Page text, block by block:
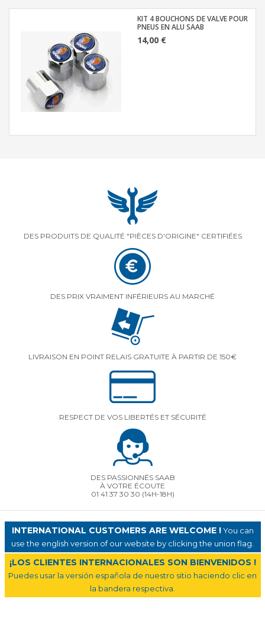
KIT 4 BOUCHONS DE VALVE POUR
PNEUS EN ALU SAAB
14,00 €
DES PRODUITS DE QUALITÉ "PIÈCES D'ORIGINE" CERTIFIÉES
DES PRIX VRAIMENT INFÉRIEURS AU MARCHÉ
LIVRAISON EN POINT RELAIS GRATUITE À PARTIR DE 150€
RESPECT DE VOS LIBERTÉS ET SÉCURITÉ
DES PASSIONNÉS SAAB
À VOTRE ÉCOUTE
01 41 37 30 30 (14H-18H)
INTERNATIONAL CUSTOMERS ARE WELCOME !You can
use the english version of our website by clicking the union flag.
¡LOS CLIENTES INTERNACIONALES SON BIENVENIDOS !
Puedes usar la versión española de nuestro sitio haciendo clic en
la bandera respectiva.